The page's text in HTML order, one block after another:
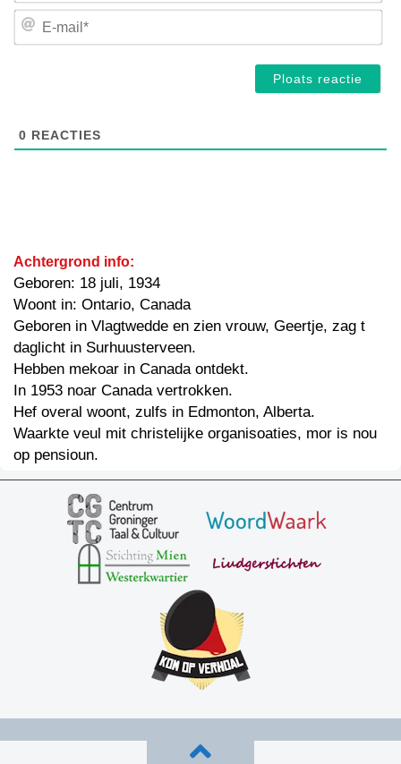
E-
0 REACTIES
Achtergrond info:
Geboren: 18 juli, 1934
Woont in: Ontario, Canada
Geboren in Vlagtwedde en zien vrouw, Geertje, zag t
daglicht in Surhuusterveen.
Hebben mekoar in Canada ontdekt.
In 1953 noar Canada vertrokken.
Hef overal woont, zulfs in Edmonton, Alberta.
Waarkte veul mit christelijke organisoaties, mor is nou
op pensioun.